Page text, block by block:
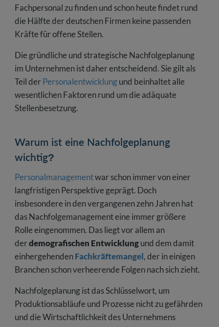
Fachpersonal zu finden und schon heute findet rund
die Hälfte der deutschen Firmen keine passenden
Kräfte für offene Stellen.
Die gründliche und strategische Nachfolgeplanung
im Unternehmen ist daher entscheidend. Sie gilt als
Teil derPersonalentwicklungund beinhaltet alle
wesentlichen Faktoren rund um die adäquate
Stellenbesetzung.
Warum ist eine Nachfolgeplanung
wichtig?
Personalmanagementwar schon immer von einer
langfristigen Perspektive geprägt. Doch
insbesondere in den vergangenen zehn Jahren hat
das Nachfolgemanagement eine immer größere
Rolle eingenommen. Das liegt vor allem an
derdemografischen Entwicklungund dem damit
einhergehendenFachkräftemangel, der in einigen
Branchen schon verheerende Folgen nach sich zieht.
Nachfolgeplanung ist das Schlüsselwort, um
Produktionsabläufe und Prozesse nicht zu gefährden
und die Wirtschaftlichkeit des Unternehmens